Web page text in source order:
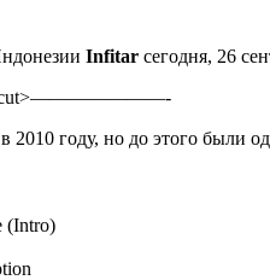
Infitar сегодня, 26
2010 году, но до этого были
(Intro)